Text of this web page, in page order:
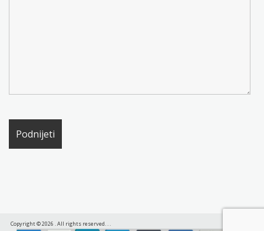
Copyright © 2026 . All rights reserved...